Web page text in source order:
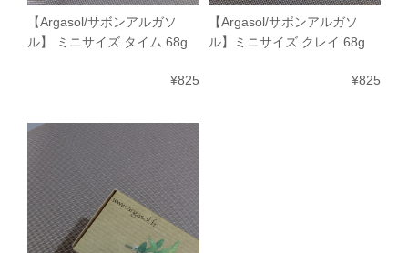
【Argasol/サボンアルガソ
ル】 ミニサイズ タイム 68g
¥825
【Argasol/サボンアルガソ
ル】ミニサイズ クレイ 68g
¥825